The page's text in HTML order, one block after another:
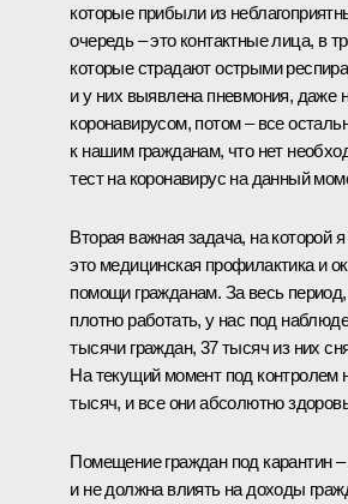
которые прибыли из
очередь – это контактные лица, в
которые страдают острыми
и у них выявлена пневмония, даже
коронавирусом, потом – все
к нашим гражданам, что нет
тест на коронавирус на данный
Вторая важная задача, на которой
это медицинская профилактика и
помощи гражданам. За весь
плотно работать, у нас под
тысячи граждан, 37 тысяч из них
На текущий момент под контролем
тысяч, и все они абсолютно
Помещение граждан под карантин
и не должна влиять на доходы